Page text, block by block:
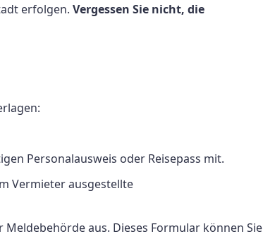
erfolgen. Vergessen Sie nicht, die
Personalausweis oder Reisepass mit.
Vermieter ausgestellte
aus. Dieses Formular können Sie